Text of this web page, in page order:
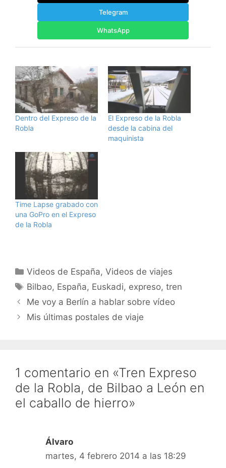
Telegram
WhatsApp
Dentro del Expreso de la
Robla
El Expreso de la Robla
desde la cabina del
maquinista
Time Lapse grabado con
una GoPro en el Expreso
de la Robla
Categorías
Videos de España,Videos de viajes
Etiquetas
Bilbao, España, Euskadi, expreso,tren
Me voy a Berlín a hablar sobre vídeo
Mis últimas postales de viaje
1 comentario en «Tren Expreso
de la Robla, de Bilbao a León en
el caballo de hierro»
Álvaro
martes, 4 febrero 2014 a las 18:29